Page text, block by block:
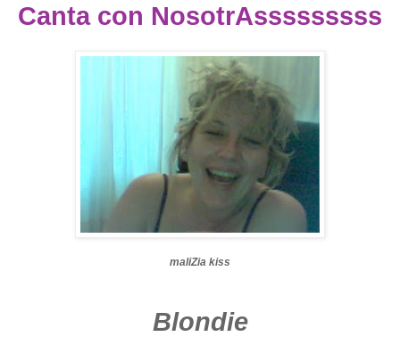
Canta con NosotrAsssssssss
maliZia kiss
Blondie